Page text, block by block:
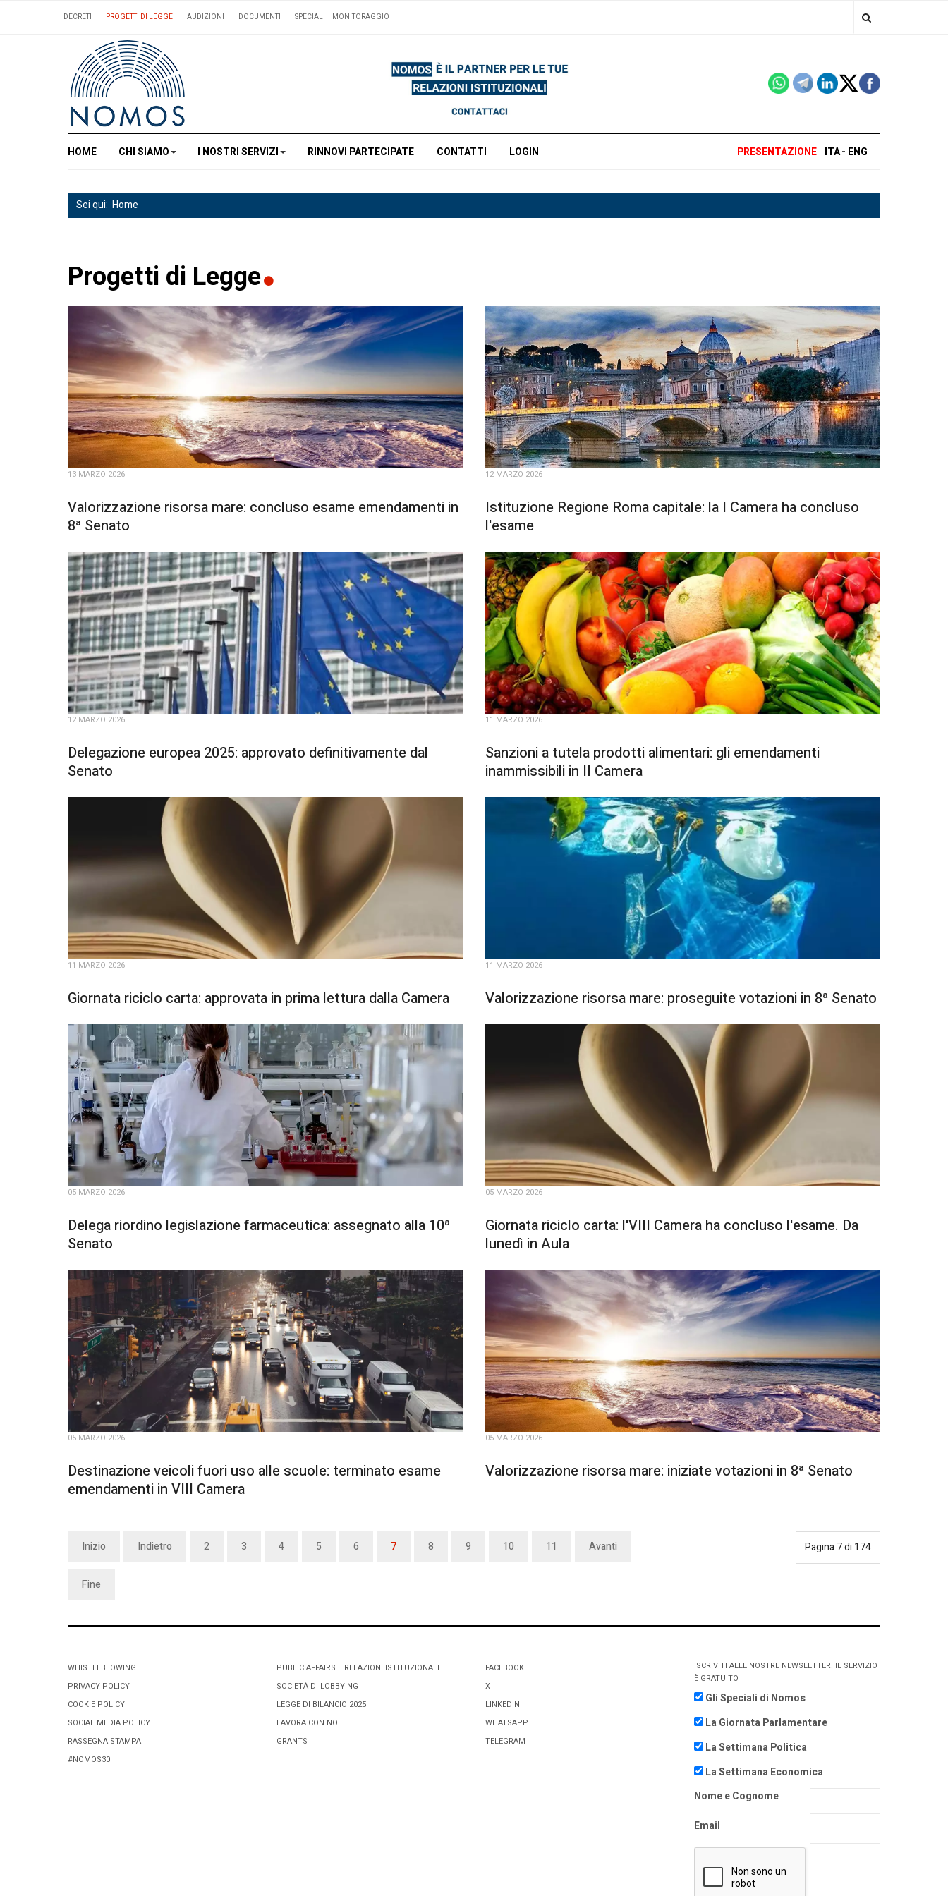
DECRETI PROGETTI DI LEGGE AUDIZIONI DOCUMENTI SPECIALI MONITORAGGIO
HOME CHI SIAMO I NOSTRI SERVIZI RINNOVI PARTECIPATE CONTATTI LOGIN PRESENTAZIONE ITA ENG
Sei qui: Home
Progetti di Legge
13 MARZO 2026
Valorizzazione risorsa mare: concluso esame emendamenti in
8ª Senato
12 MARZO 2026
Istituzione Regione Roma capitale: la I Camera ha concluso
l'esame
12 MARZO 2026
Delegazione europea 2025: approvato definitivamente dal
Senato
11 MARZO 2026
Sanzioni a tutela prodotti alimentari: gli emendamenti
inammissibili in II Camera
11 MARZO 2026
Giornata riciclo carta: approvata in prima lettura dalla Camera
11 MARZO 2026
Valorizzazione risorsa mare: proseguite votazioni in 8ª Senato
05 MARZO 2026
Delega riordino legislazione farmaceutica: assegnato alla 10ª
Senato
05 MARZO 2026
Giornata riciclo carta: l'VIII Camera ha concluso l'esame. Da
lunedì in Aula
05 MARZO 2026
Destinazione veicoli fuori uso alle scuole: terminato esame
emendamenti in VIII Camera
05 MARZO 2026
Valorizzazione risorsa mare: iniziate votazioni in 8ª Senato
Pagina 7 di 174
Inizio Indietro 2 3 4 5 6 7 8 9 10 11 Avanti
Fine
WHISTLEBLOWING
PRIVACY POLICY
COOKIE POLICY
SOCIAL MEDIA POLICY
RASSEGNA STAMPA
#NOMOS30
PUBLIC AFFAIRS E RELAZIONI ISTITUZIONALI
SOCIETÀ DI LOBBYING
LEGGE DI BILANCIO 2025
LAVORA CON NOI
GRANTS
FACEBOOK
X
LINKEDIN
WHATSAPP
TELEGRAM
ISCRIVITI ALLE NOSTRE NEWSLETTER! IL SERVIZIO
È GRATUITO
Gli Speciali di Nomos
La Giornata Parlamentare
La Settimana Politica
La Settimana Economica
Nome e Cognome
Email